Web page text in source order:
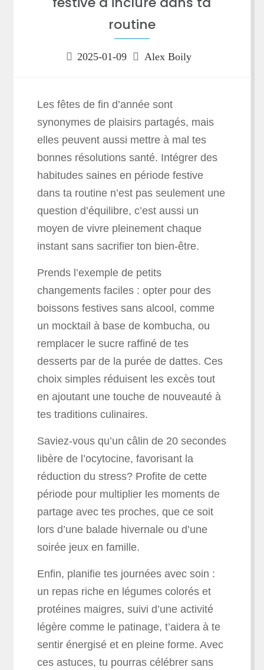
routine
2025-01-09 Alex Boily
Les fêtes de fin d’année sont
synonymes de plaisirs partagés, mais
elles peuvent aussi mettre à mal tes
bonnes résolutions santé. Intégrer des
habitudes saines en période festive
dans ta routine n’est pas seulement une
question d’équilibre, c’est aussi un
moyen de vivre pleinement chaque
instant sans sacrifier ton bien-être.
Prends l’exemple de petits
changements faciles : opter pour des
boissons festives sans alcool, comme
un mocktail à base de kombucha, ou
remplacer le sucre raffiné de tes
desserts par de la purée de dattes. Ces
choix simples réduisent les excès tout
en ajoutant une touche de nouveauté à
tes traditions culinaires.
Saviez-vous qu’un câlin de 20 secondes
libère de l’ocytocine, favorisant la
réduction du stress? Profite de cette
période pour multiplier les moments de
partage avec tes proches, que ce soit
lors d’une balade hivernale ou d’une
soirée jeux en famille.
Enfin, planifie tes journées avec soin :
un repas riche en légumes colorés et
protéines maigres, suivi d’une activité
légère comme le patinage, t’aidera à te
sentir énergisé et en pleine forme. Avec
ces astuces, tu pourras célébrer sans